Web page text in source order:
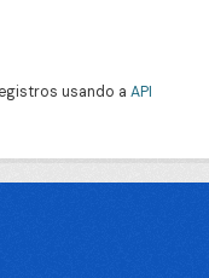
usando a API